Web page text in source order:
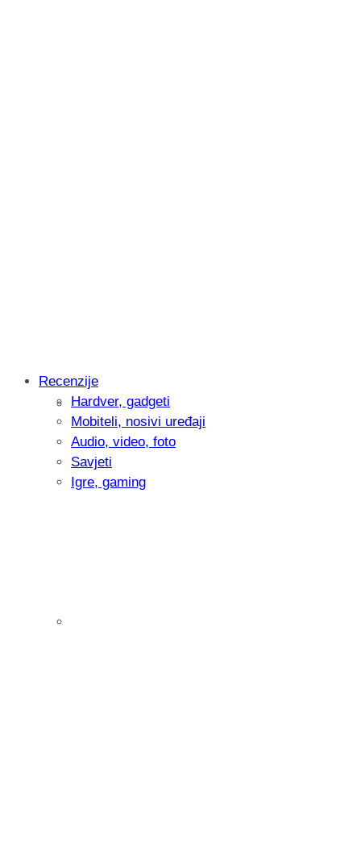
Intervju: Goran Jović, fotograf -
Recenzije
Hardver, gadgeti
Mobiteli, nosivi uređaji
Audio, video, foto
Savjeti
Igre, gaming